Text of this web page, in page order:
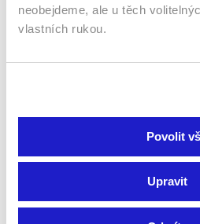
neobejdeme, ale u těch
vlastních rukou.
Povolit
Upravit
Sledovat internetovou
po celé EU, a to až na